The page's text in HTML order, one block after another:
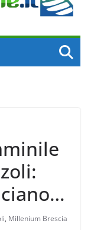
, Millenium Brescia